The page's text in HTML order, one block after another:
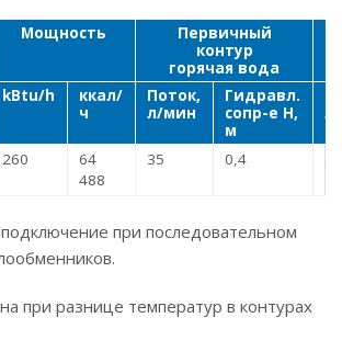
Мощность
Первичный
контур
горячая вода
kBtu/h
ккал/
ч
Поток,
л/мин
Гидравл.
сопр-е H,
м
260
64
488
35 0,4
при последовательном
при разнице температур в контурах